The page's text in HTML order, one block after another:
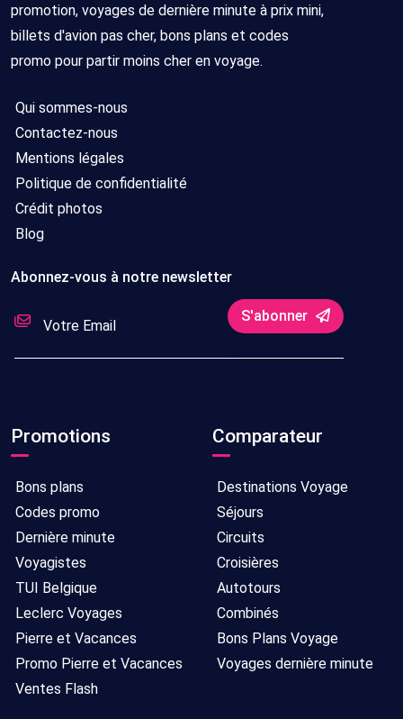
promotion, voyages de dernière minute à prix mini,
billets d'avion pas cher, bons plans et codes
promo pour partir moins cher en voyage.
Qui sommes-nous
Contactez-nous
Mentions légales
Politique de confidentialité
Crédit photos
Blog
Abonnez-vous à notre newsletter
S'abonner
Promotions
Bons plans
Codes promo
Dernière minute
Voyagistes
TUI Belgique
Leclerc Voyages
Pierre et Vacances
Promo Pierre et Vacances
Ventes Flash
Comparateur
Destinations Voyage
Séjours
Circuits
Croisières
Autotours
Combinés
Bons Plans Voyage
Voyages dernière minute